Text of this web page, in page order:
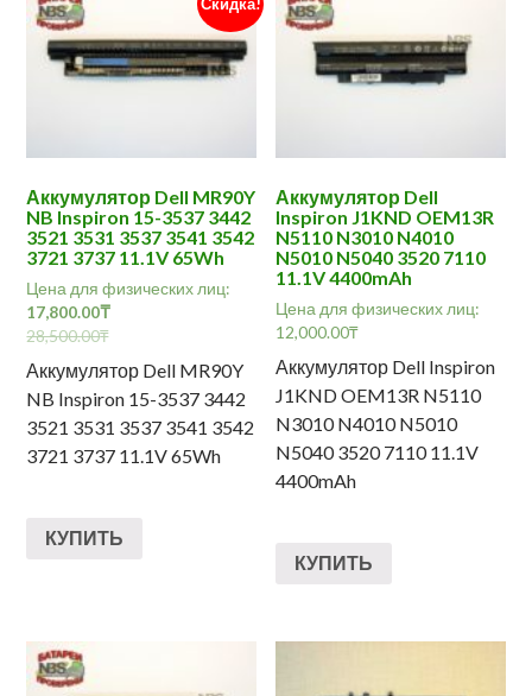
Аккумулятор Dell MR90Y
NB Inspiron 15-3537 3442
3521 3531 3537 3541 3542
3721 3737 11.1V 65Wh
Цена для физических лиц:
17,800.00₸
28,500.00₸
Аккумулятор Dell MR90Y
NB Inspiron 15-3537 3442
3521 3531 3537 3541 3542
3721 3737 11.1V 65Wh
КУПИТЬ
Аккумулятор Dell
Inspiron J1KND OEM13R
N5110 N3010 N4010
N5010 N5040 3520 7110
11.1V 4400mAh
Цена для физических лиц:
12,000.00₸
Аккумулятор Dell Inspiron
J1KND OEM13R N5110
N3010 N4010 N5010
N5040 3520 7110 11.1V
4400mAh
КУПИТЬ